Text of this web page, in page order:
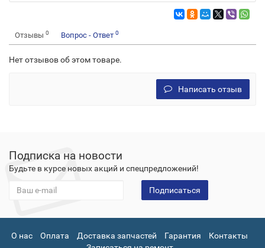
Отзывы 0 Вопрос - Ответ 0
Нет отзывов об этом товаре.
Написать отзыв
Подписка на новости
Будьте в курсе новых акций и спецпредложений!
Подписаться
О нас Оплата Доставка запчастей Гарантия
Контакты